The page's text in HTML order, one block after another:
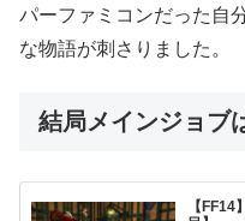
パーファミコンだった自
な物語が刺さりました。
結局メインジョブ
【